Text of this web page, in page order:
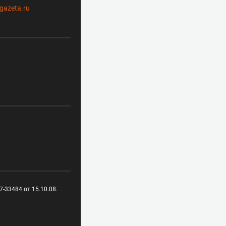
33484 от 15.10.08.